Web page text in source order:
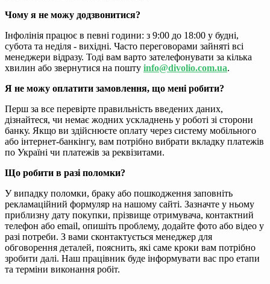
Чому я не можу додзвонитися?
Інфолінія працює в певні години: з 9:00 до 18:00 у будні,
субота та неділя - вихідні. Часто переговорами зайняті всі
менеджери відразу. Тоді вам варто зателефонувати за кілька
хвилин або звернутися на пошту info@divolio.com.ua.
Я не можу оплатити замовлення, що мені робити?
Перш за все перевірте правильність введених даних,
дізнайтеся, чи немає жодних ускладнень у роботі зі сторони
банку. Якщо ви здійснюєте оплату через систему мобільного
або інтернет-банкінгу, вам потрібно вибрати вкладку платежів
по Україні чи платежів за реквізитами.
Що робити в разі поломки?
У випадку поломки, браку або пошкодження заповніть
рекламаційний формуляр на нашому сайті. Зазначте у ньому
приблизну дату покупки, прізвище отримувача, контактний
телефон або email, опишіть проблему, додайте фото або відео у
разі потреби. З вами сконтактується менеджер для
обговорення деталей, пояснить, які саме кроки вам потрібно
зробити далі. Наш працівник буде інформувати вас про етапи
та терміни виконання робіт.